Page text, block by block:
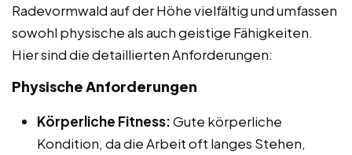
Radevormwald auf der Höhe vielfältig und umfassen
sowohl physische als auch geistige Fähigkeiten.
Hier sind die detaillierten Anforderungen:
Physische Anforderungen
Körperliche Fitness:Gute körperliche
Kondition, da die Arbeit oft langes Stehen,